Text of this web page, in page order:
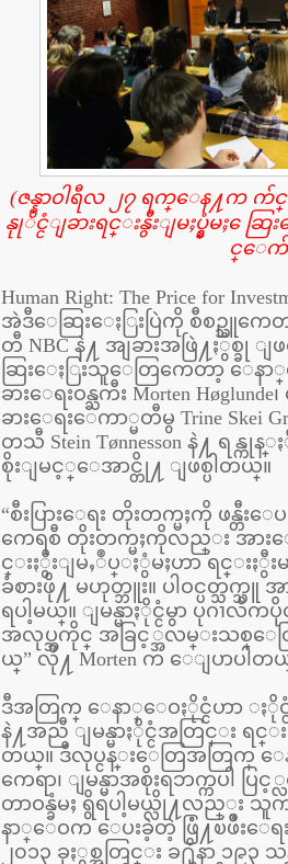
(ဇန္နာ၀ါရီလ ၂၇ ရက္ေန႔က
နုုိင္ငံျခားရင္းနွီးျမႈပ္နွံမႈ ေ
င္ေ
Human Right: The Price for
အဲဒီေဆြးေႏြးပြဲကို စီစဥ္သူကေ
တီ NBC နဲ႔ အျခားအဖြဲ႔ႏွစ္
ဆြးေႏြးသူေတြကေတာ့ ေ
ခားေရးဝန္ႀကီး Morten
ခားေရးေကာ္မတီမွ Trine Skei
တသီ Stein Tønnesson နဲ႔ ရန္
စိုးျမင့္ေအာင္တို႔ ျဖစ္ပါတယ္။
“စီးပြားေရး တိုးတက္မႈကို ဖန္တီး
ကေရစီ တိုးတက္မႈကိုလည္း အားေ
င္းႏွီးျမႇဳပ္ႏွံမႈဟာ ရင္းႏွီ
ခံစားဖို႔ မဟုတ္ဘူး။ ပါဝင္ပတ္သက္
ရပါ့မယ္။ ျမန္မာႏိုင္ငံမွာ ပုဂၢလိက
အလုပ္အကိုင္ အခြင့္အလမ္းသစ္ေတ
ယ္” လို႔ Morten က ေျပာပါတ
ဒီအတြက္ ေနာ္ေဝႏိုင္ငံဟာ ႏိုင္
နဲ႔အညီ ျမန္မာႏိုင္ငံအတြင္း ရင္
တယ္။ ဒီလုပ္ငန္းေတြအတြ
ကေရာ၊ ျမန္မာအစိုးရဘက္ကပါ ပြင့္
တာဝန္ခံမႈ ရွိရပါ့မယ္လို႔လည္း
နာ္ေဝက ေပးခဲ့တဲ့ ဖြံံ႔ၿဖဳိးေ
၂၀၁၃ ခုႏွစ္အတြင္း ခ႐ိုနာ ၁၉